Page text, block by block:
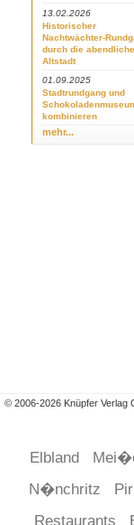
13.02.2026
Historischer
Nachtwächter-
durch die abendliche
Altstadt
01.09.2025
Stadtrundgang und
kombinieren
mehr...
© 2006-2026 Knüpfer Verlag
Elbland
N�nchritz
Restaurants